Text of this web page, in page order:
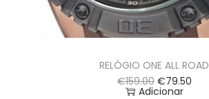
RELÓGIO ONE ALL ROAD
€159.00 €79.50
Adicionar